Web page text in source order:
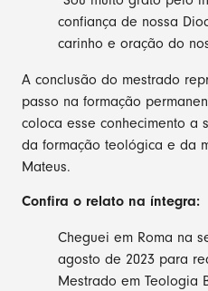
confiança de nossa
carinho e oração do
A conclusão do mestrado
passo na formação
coloca esse conhecimento a
da formação teológica e da
Mateus.
Confira o relato na íntegra:
Cheguei em Roma na
agosto de 2023 para
Mestrado em Teologia